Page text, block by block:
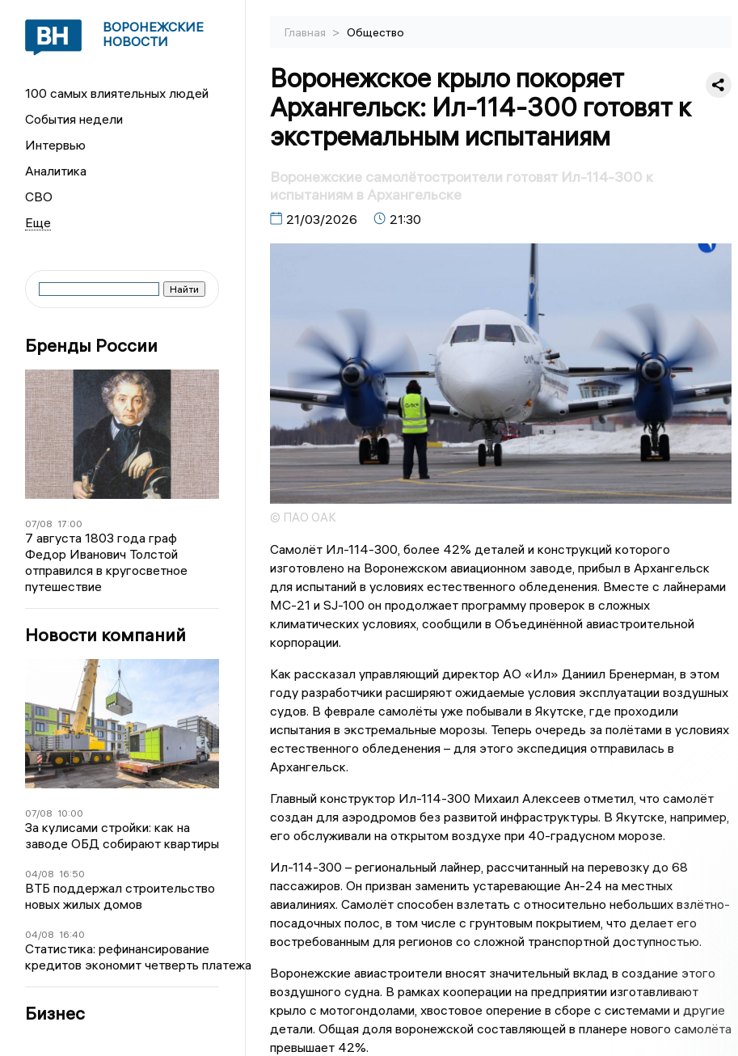
ВОРОНЕЖСКИЕ
НОВОСТИ
100 самых влиятельных людей
События недели
Интервью
Аналитика
СВО
Бренды России
07/08 17:00
7 августа 1803 года граф
Федор Иванович Толстой
отправился в кругосветное
путешествие
Новости компаний
07/08 10:00
За кулисами стройки: как на
заводе ОБД собирают квартиры
04/08 16:50
ВТБ поддержал строительство
новых жилых домов
04/08 16:40
Статистика: рефинансирование
кредитов экономит четверть платежа
Бизнес
Главная > Общество
Воронежское крыло покоряет
Архангельск: Ил-114-300 готовят к
экстремальным испытаниям
Воронежские самолётостроители готовят Ил-114-300 к
испытаниям в Архангельске
21/03/2026 21:30
© ПАО ОАК
Самолёт Ил-114-300, более 42% деталей и конструкций которого
изготовлено на Воронежском авиационном заводе, прибыл в Архангельск
для испытаний в условиях естественного обледенения. Вместе с лайнерами
МС-21 и SJ-100 он продолжает программу проверок в сложных
климатических условиях, сообщили в Объединённой авиастроительной
корпорации.
Как рассказал управляющий директор АО «Ил» Даниил Бренерман, в этом
году разработчики расширяют ожидаемые условия эксплуатации воздушных
судов. В феврале самолёты уже побывали в Якутске, где проходили
испытания в экстремальные морозы. Теперь очередь за полётами в условиях
естественного обледенения – для этого экспедиция отправилась в
Архангельск.
Главный конструктор Ил-114-300 Михаил Алексеев отметил, что самолёт
создан для аэродромов без развитой инфраструктуры. В Якутске, например,
его обслуживали на открытом воздухе при 40-градусном морозе.
Ил-114-300 – региональный лайнер, рассчитанный на перевозку до 68
пассажиров. Он призван заменить устаревающие Ан-24 на местных
авиалиниях. Самолёт способен взлетать с относительно небольших взлётно-
посадочных полос, в том числе с грунтовым покрытием, что делает его
востребованным для регионов со сложной транспортной доступностью.
Воронежские авиастроители вносят значительный вклад в создание этого
воздушного судна. В рамках кооперации на предприятии изготавливают
крыло с мотогондолами, хвостовое оперение в сборе с системами и другие
детали. Общая доля воронежской составляющей в планере нового самолёта
превышает 42%.